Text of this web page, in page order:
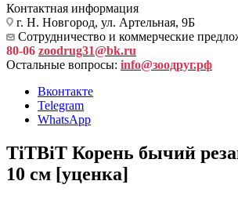
Контактная информация
г. Н. Новгород, ул. Артельная, 9Б
Сотрудничество и коммерческие
80-06 zoodrug31@bk.ru
Остальные вопросы: info@зоодруг.рф
Вконтакте
Telegram
WhatsApp
TiTBiT Корень бычий
10 см [уценка]